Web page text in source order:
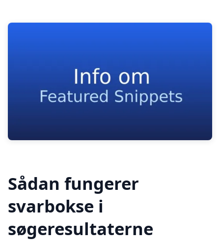
Sådan fungerer
svarbokse i
søgeresultaterne